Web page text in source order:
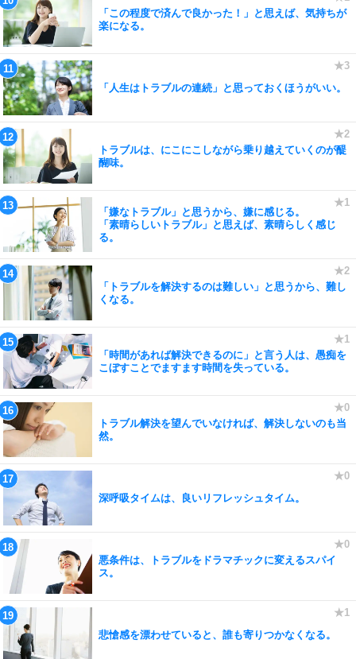
「この程度で済んで良かった！」と思えば、気持ちが
楽になる。
「人生はトラブルの連続」と思っておくほうがいい。
トラブルは、にこにこしながら乗り越えていくのが醍
醐味。
「嫌なトラブル」と思うから、嫌に感じる。
「素晴らしいトラブル」と思えば、素晴らしく感じ
る。
「トラブルを解決するのは難しい」と思うから、難し
くなる。
「時間があれば解決できるのに」と言う人は、愚痴を
こぼすことでますます時間を失っている。
トラブル解決を望んでいなければ、解決しないのも当
然。
深呼吸タイムは、良いリフレッシュタイム。
悪条件は、トラブルをドラマチックに変えるスパイ
ス。
悲愴感を漂わせていると、誰も寄りつかなくなる。